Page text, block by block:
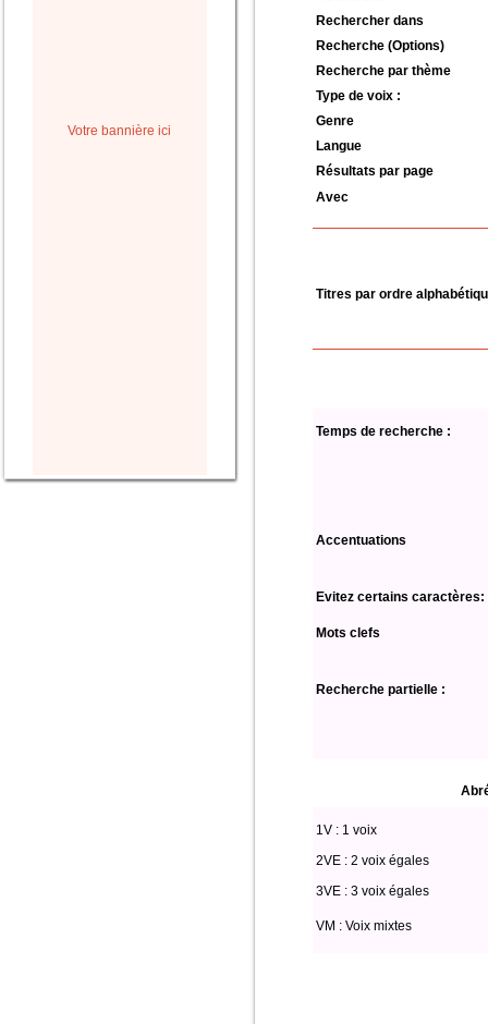
Votre bannière ici
Rechercher dans
Recherche (Options)
Recherche par thème
Type de voix :
Genre
Langue
Résultats par page
Avec
Titres par ordre
Temps de recherche :
Accentuations
Evitez certains caractères:
Mots clefs
Recherche partielle :
1V : 1 voix
2VE : 2 voix égales
3VE : 3 voix égales
VM : Voix mixtes